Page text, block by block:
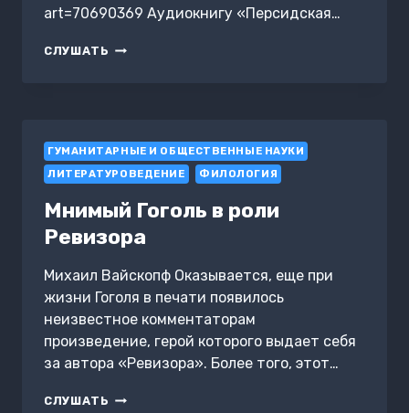
art=70690369 Аудиокнигу «Персидская…
СЛУШАТЬ ПЕРСИДСКАЯ
ДО
НАШИХ
ДНЕЙ
ГУМАНИТАРНЫЕ И ОБЩЕСТВЕННЫЕ НАУКИ
ЛИТЕРАТУРОВЕДЕНИЕ
ФИЛОЛОГИЯ
Мнимый Гоголь в роли
Ревизора
Михаил Вайскопф Оказывается, еще при
жизни Гоголя в печати появилось
неизвестное комментаторам
произведение, герой которого выдает себя
за автора «Ревизора». Более того, этот…
СЛУШАТЬ МНИМЫЙ